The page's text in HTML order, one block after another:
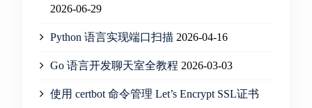
2026-06-29
Python 语言实现端口扫描 2026-04-16
Go 语言开发聊天室全教程 2026-03-03
使用 certbot 命令管理 Let’s Encrypt SSL证书